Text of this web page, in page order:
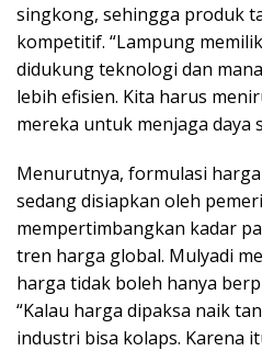
singkong, sehingga produk
kompetitif. “Lampung
didukung teknologi dan
lebih efisien. Kita harus
mereka untuk menjaga daya
Menurutnya, formulasi
sedang disiapkan oleh
mempertimbangkan kadar
tren harga global. Mulyadi
harga tidak boleh hanya
“Kalau harga dipaksa naik
industri bisa kolaps. Karena